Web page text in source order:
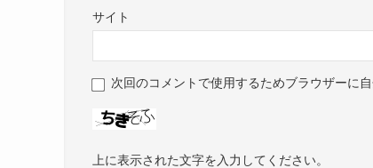
サイト
次回のコメントで使用するためブラウザーに
上に表示された文字を入力してください。